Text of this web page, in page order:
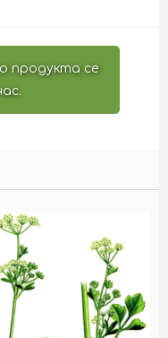
продукта се